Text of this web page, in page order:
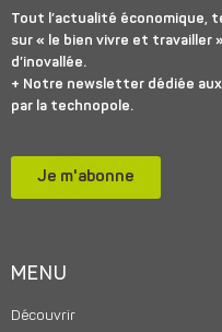
Tout l’actualité économique,
sur « le bien vivre et
d’inovallée.
+ Notre newsletter dédiée
par la technopole.
Je m'abonne
MENU
Découvrir